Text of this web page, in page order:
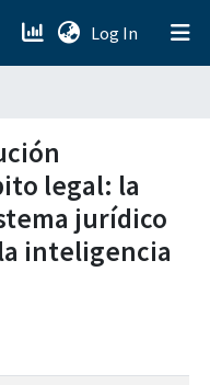
Log In (current)
legal: la
jurídico
inteligencia